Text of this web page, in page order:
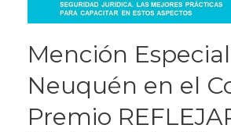
Mención
Neuquén en el
Premio